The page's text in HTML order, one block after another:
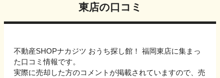
東店の口コミ
不動産SHOPナカジツ おうち探し館！ 福岡東店に集まっ
た口コミ情報です。
実際に売却した方のコメントが掲載されていますので、売